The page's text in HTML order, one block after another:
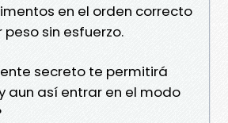
en el orden correcto
sin esfuerzo.
secreto te permitirá
aun así entrar en el modo